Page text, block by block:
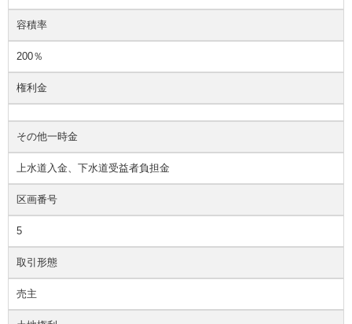
容積率
200％
権利金
その他一時金
上水道入金、下水道受益者負担金
区画番号
5
取引形態
売主